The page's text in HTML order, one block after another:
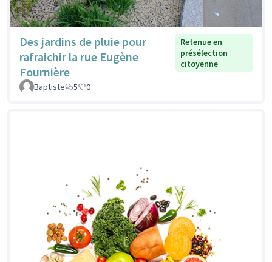
Des jardins de pluie pour
rafraichir la rue Eugène
Fournière
Retenue en
présélection
citoyenne
Baptiste 5 0